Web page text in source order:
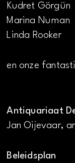
Kudret Görgün
Marina Numan
Linda Rooker
en onze
Antiquariaat
Jan Oijevaar,
Beleidsplan